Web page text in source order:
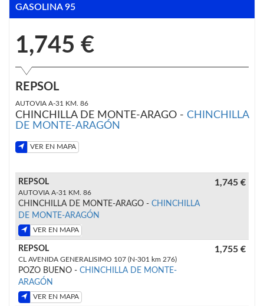
GASOLINA 95
1,745 €
REPSOL
AUTOVIA A-31 KM. 86
CHINCHILLA DE MONTE-ARAGO - CHINCHILLA
DE MONTE-ARAGÓN
VER EN MAPA
REPSOL
AUTOVIA A-31 KM. 86
CHINCHILLA DE MONTE-ARAGO - CHINCHILLA
DE MONTE-ARAGÓN
VER EN MAPA
1,745 €
REPSOL
CL AVENIDA GENERALISIMO 107 (N-301 km 276)
POZO BUENO - CHINCHILLA DE MONTE-
ARAGÓN
VER EN MAPA
1,755 €